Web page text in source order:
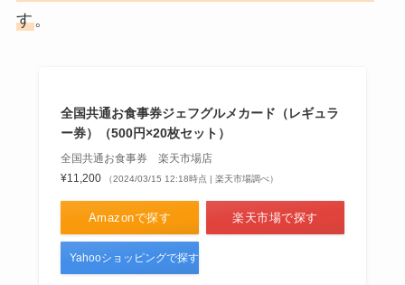
す。
全国共通お食事券ジェフグルメカード（レギュラ
ー券）（500円×20枚セット）
全国共通お食事券 楽天市場店
¥11,200
（2024/03/15 12:18時点 | 楽天市場調べ）
Amazonで探す 楽天市場で探す
Yahooショッピングで探す